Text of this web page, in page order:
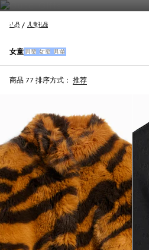
礼品 儿童礼品
女童 男婴 女婴 男童
商品 77 排序方式： 推荐